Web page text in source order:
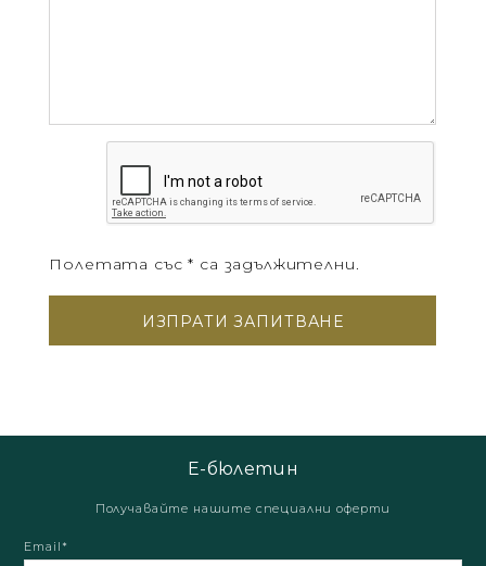
Полетата със * са задължителни.
Е-бюлетин
Получавайте нашите специални оферти
Email*